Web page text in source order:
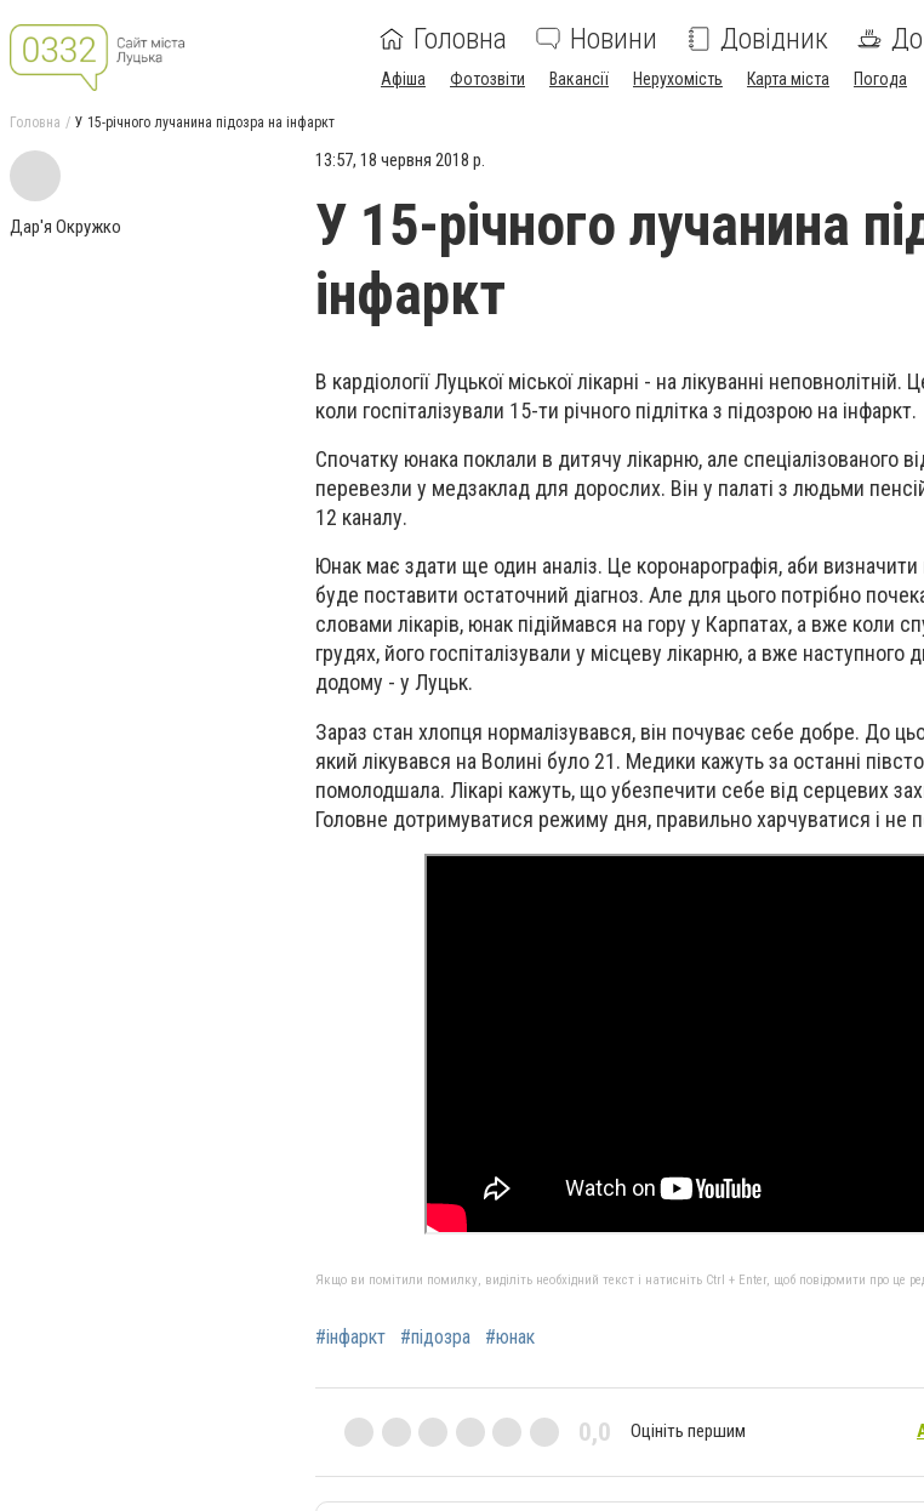
Головна Новини Довідник
Афіша Фотозвіти Вакансії Нерухомість Карта міста Погода
Головна У 15-річного лучанина підозра на інфаркт
Дар'я Окружко
13:57, 18 червня 2018 р.
У 15-річного лучанина
інфаркт
В кардіології Луцької міської лікарні - на лікуванні
коли госпіталізували 15-ти річного підлітка з підозрою на інфаркт.
Спочатку юнака поклали в дитячу лікарню, але спеціалізованого
перевезли у медзаклад для дорослих. Він у палаті з людьми
12 каналу.
Юнак має здати ще один аналіз. Це коронарографія, аби визначити
буде поставити остаточний діагноз. Але для цього потрібно
словами лікарів, юнак підіймався на гору у Карпатах, а вже коли
грудях, його госпіталізували у місцеву лікарню, а вже наступного
додому - у Луцьк.
Зараз стан хлопця нормалізувався, він почуває себе добре. До
який лікувався на Волині було 21. Медики кажуть за останні
помолодшала. Лікарі кажуть, що убезпечити себе від серцевих
Головне дотримуватися режиму дня, правильно харчуватися і не
Якщо ви помітили помилку, виділіть необхідний текст і натисніть Ctrl + Enter, щоб повідомити про це
#інфаркт #підозра #юнак
0,0 Оцініть першим